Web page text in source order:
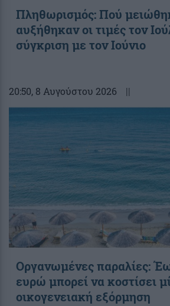
Πληθωρισμός: Πού
αυξήθηκαν οι τιμές τον
σύγκριση με τον Ιούνιο
20:50, 8 Αυγούστου 2026 ||
Οργανωμένες παραλίες:
ευρώ μπορεί να κοστίσει
οικογενειακή εξόρμηση